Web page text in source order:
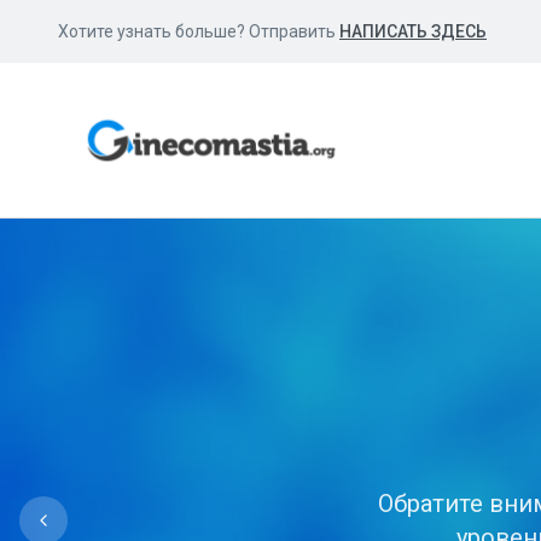
Хотите узнать больше? Отправить НАПИСАТЬ ЗДЕСЬ
Не
Обратите
Ожирение
Различные
Чрезмерное